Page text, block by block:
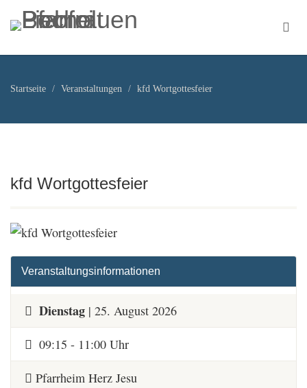
Startseite Veranstaltungen kfd Wortgottesfeier
kfd Wortgottesfeier
Veranstaltungsinformationen
Dienstag | 25. August 2026
09:15 - 11:00 Uhr
Pfarrheim Herz Jesu